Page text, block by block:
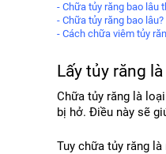
- Chữa tủy răng bao lâu
- Chữa tủy răng bao
- Cách chữa viêm tủy
Lấy tủy răng là
Chữa tủy răng là
bị hở. Điều này sẽ
Tuy chữa tủy răng